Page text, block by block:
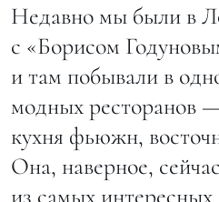
Недавно мы были в
с «Борисом
и там побывали в
модных ресторанов
кухня фьюжн,
Она, наверное,
из самых